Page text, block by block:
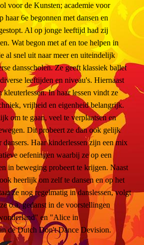
voor de Kunsten; academie voor
haar 6e begonnen met dansen en
Al op jonge leeftijd had zij
Wat begon met af en toe helpen in
al snel uit naar meer en uiteindelijk
dansscholen. Ze geeft klassiek ballet
leeftijden en niveau's. Hiernaast
kleuterlessen. In haar lessen vindt ze
vrijheid en eigenheid belangrijk.
om te gaan, veel te verplaatsen en
Dit probeert ze dan ook gelijk
dansers. Haar kinderlessen zijn een mix
oefeningen waarbij ze op een
in beweging probeert te krijgen. Naast
heerlijk om zelf te dansen en op het
ze nog regelmatig in danslessen, volgt
o.a. gedanst in de voorstellingen
en "Alice in
de Dutch Don't Dance Devision.